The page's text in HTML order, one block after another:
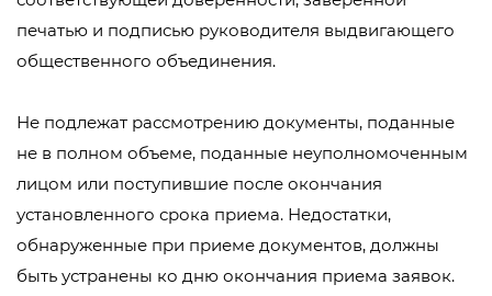
печатью и подписью руководителя выдвигающего
общественного объединения.
Не подлежат рассмотрению документы, поданные
не в полном объеме, поданные неуполномоченным
лицом или поступившие после окончания
установленного срока приема. Недостатки,
обнаруженные при приеме документов, должны
быть устранены ко дню окончания приема заявок.